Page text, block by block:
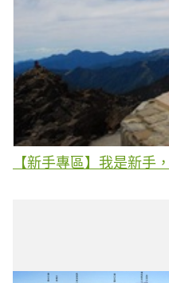
【新手專區】我是新手